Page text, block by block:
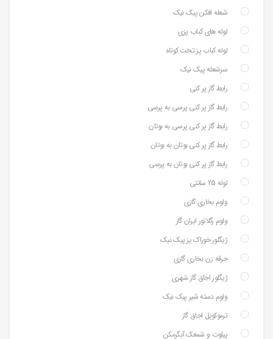
شعله افکن پیک نیک
لوله های کباب پزی
لوله کباب پز تخت کوتاه
سرشعله پیک نیک
رابط گاز پر کنی
رابط گاز پر کنی پرسی به پرسی
رابط گاز پر کنی پرسی به بوتان
رابط گاز پر کنی بوتان به بوتان
رابط گاز پر کنی بوتان به پرسی
لوله 25 سانتی
ولوم بخاری گازی
ولوم رگلاتور ایران گاز
ژیگلور خوراک پز پیک نیک
جرقه زن بخاری گازی
ژیگلور اجاق گاز شهری
ولوم دسته شیر پیک نیک
ترموکوپل اجاق گاز
پیلوت و شمعک آبگرمکن